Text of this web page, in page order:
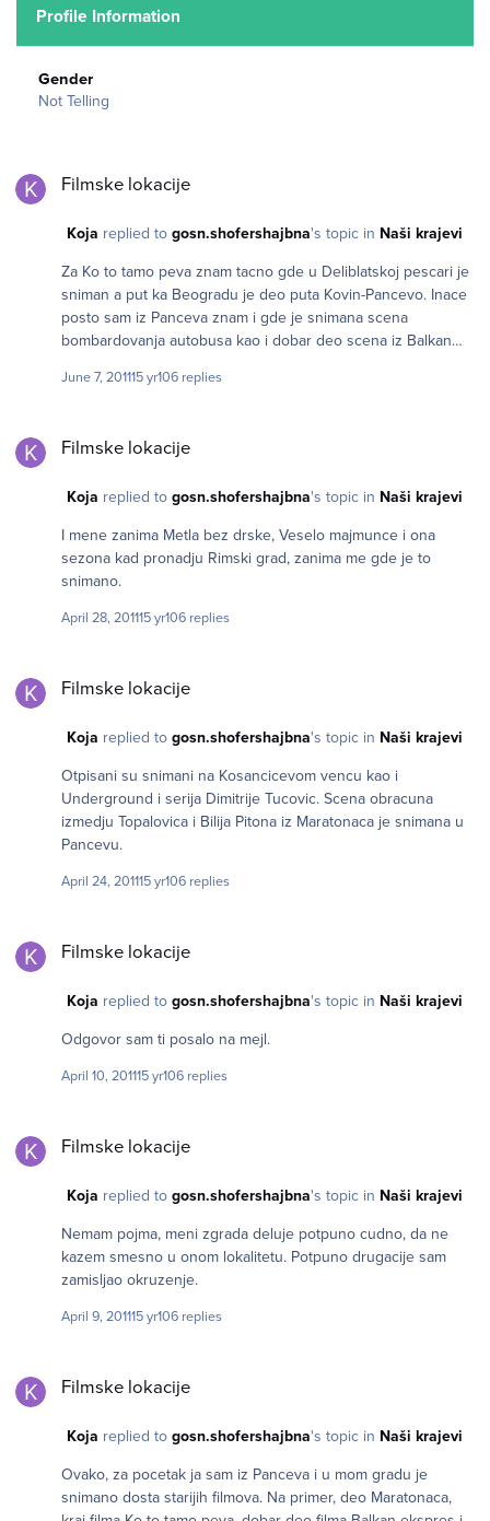
Profile Information
Gender
Not Telling
Filmske lokacije
Koja replied to gosn.shofershajbna's topic in Naši krajevi
Za Ko to tamo peva znam tacno gde u Deliblatskoj pescari je
sniman a put ka Beogradu je deo puta Kovin-Pancevo. Inace
posto sam iz Panceva znam i gde je snimana scena
bombardovanja autobusa kao i dobar deo scena iz Balkan
znam sniman delom na Kalemegdanu a delom u studiju.
enterijer) je neki vatrogasni dom, deo filma Bulevar revolucije
sniman u Kotoru i na ostrvu Gospa od skrpjela, a jedan deo i
filozofa u cosak, cini mi se da je na Fruskoj Gori. Inace dobar
deo filmova pre 2000. je sniman u Avala filmu (u studijima),
gledao, tako da nemam pojma gde je sta snimano, najvise
June 7, 201115 yr106 replies
Filmske lokacije
Koja replied to gosn.shofershajbna's topic in Naši krajevi
I mene zanima Metla bez drske, Veselo majmunce i ona
sezona kad pronadju Rimski grad, zanima me gde je to
snimano.
April 28, 201115 yr106 replies
Filmske lokacije
Koja replied to gosn.shofershajbna's topic in Naši krajevi
Otpisani su snimani na Kosancicevom vencu kao i
Underground i serija Dimitrije Tucovic. Scena obracuna
izmedju Topalovica i Bilija Pitona iz Maratonaca je snimana u
Pancevu.
April 24, 201115 yr106 replies
Filmske lokacije
Koja replied to gosn.shofershajbna's topic in Naši krajevi
Odgovor sam ti posalo na mejl.
April 10, 201115 yr106 replies
Filmske lokacije
Koja replied to gosn.shofershajbna's topic in Naši krajevi
Nemam pojma, meni zgrada deluje potpuno cudno, da ne
kazem smesno u onom lokalitetu. Potpuno drugacije sam
zamisljao okruzenje.
April 9, 201115 yr106 replies
Filmske lokacije
Koja replied to gosn.shofershajbna's topic in Naši krajevi
Ovako, za pocetak ja sam iz Panceva i u mom gradu je
snimano dosta starijih filmova. Na primer, deo Maratonaca,